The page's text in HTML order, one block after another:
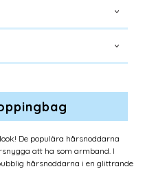
De populära hårsnoddarna
att ha som armband. I
hårsnoddarna i en glittrande